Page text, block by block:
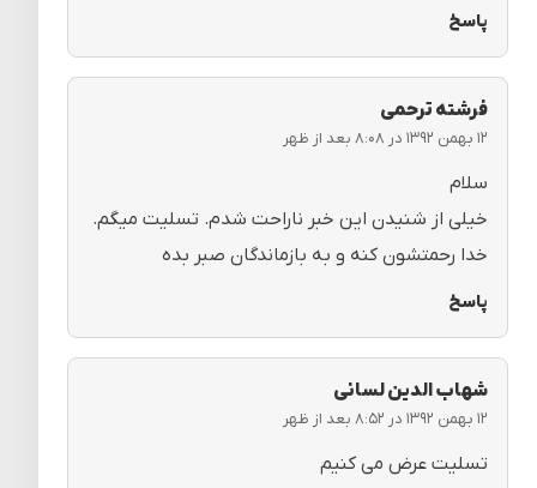
پاسخ
فرشته ترحمی
۱۲ بهمن ۱۳۹۲ در ۸:۰۸ بعد از ظهر
سلام
خیلی از شنیدن این خبر ناراحت شدم. تسلیت میگم.
خدا رحمتشون کنه و به بازماندگان صبر بده
پاسخ
شهاب الدین لسانی
۱۲ بهمن ۱۳۹۲ در ۸:۵۲ بعد از ظهر
تسلیت عرض می کنیم